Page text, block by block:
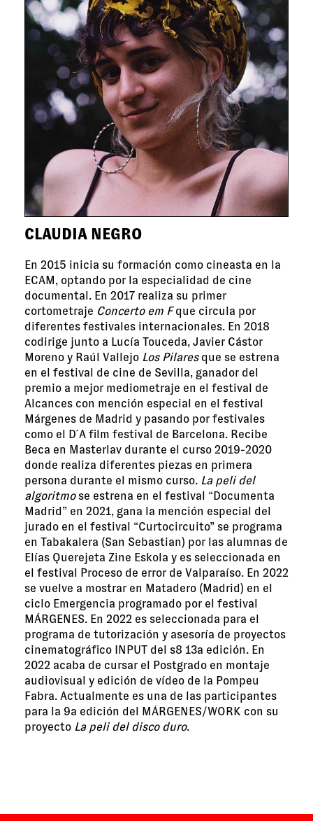
CLAUDIA NEGRO
En 2015 inicia su formación como cineasta en la
ECAM, optando por la especialidad de cine
documental. En 2017 realiza su primer
cortometraje Concerto em Fque circula por
diferentes festivales internacionales. En 2018
codirige junto a Lucía Touceda, Javier Cástor
Moreno y Raúl Vallejo Los Pilaresque se estrena
en el festival de cine de Sevilla, ganador del
premio a mejor mediometraje en el festival de
Alcances con mención especial en el festival
Márgenes de Madrid y pasando por festivales
como el D ́A film festival de Barcelona. Recibe
Beca en Masterlav durante el curso 2019-2020
donde realiza diferentes piezas en primera
persona durante el mismo curso. La peli del
algoritmose estrena en el festival “Documenta
Madrid” en 2021, gana la mención especial del
jurado en el festival “Curtocircuito” se programa
en Tabakalera (San Sebastian) por las alumnas de
Elías Querejeta Zine Eskola y es seleccionada en
el festival Proceso de error de Valparaíso. En 2022
se vuelve a mostrar en Matadero (Madrid) en el
ciclo Emergencia programado por el festival
MÁRGENES. En 2022 es seleccionada para el
programa de tutorización y asesoría de proyectos
cinematográfico INPUT del s8 13a edición. En
2022 acaba de cursar el Postgrado en montaje
audiovisual y edición de vídeo de la Pompeu
Fabra. Actualmente es una de las participantes
para la 9a edición del MÁRGENES/WORK con su
proyecto La peli del disco duro.